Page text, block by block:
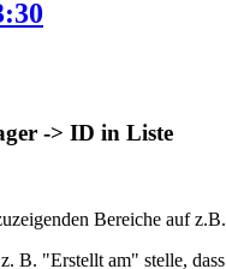
-> ID in Liste
Bereiche auf
B. "Erstellt am" stelle,